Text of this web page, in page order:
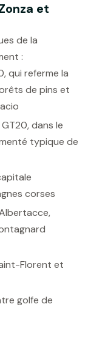
et
de la
:
qui referme la
de pins et
dans le
typique de
corses
Florent et
golfe de